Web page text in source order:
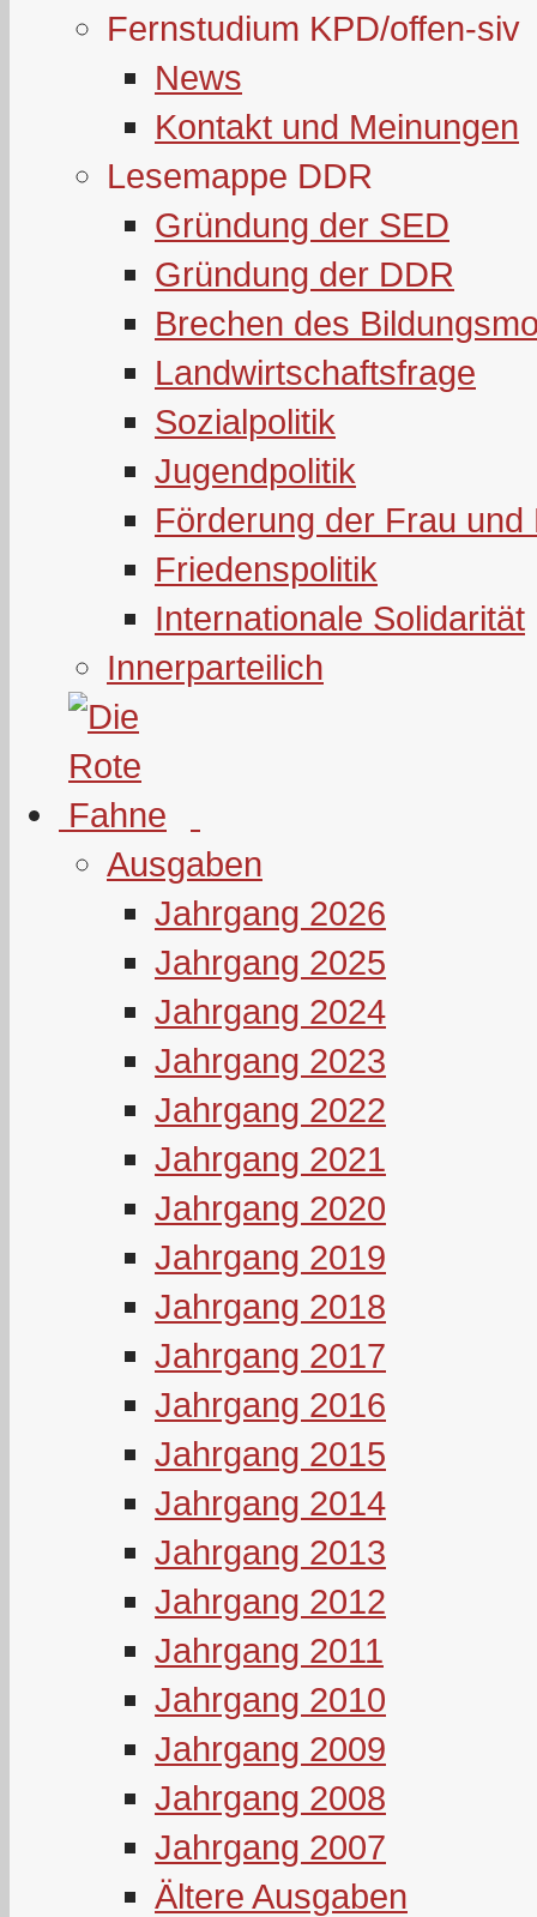
Fernstudium KPD/offen-siv
News
Kontakt und Meinungen
Lesemappe DDR
Gründung der SED
Gründung der DDR
Brechen des
Landwirtschaftsfrage
Sozialpolitik
Jugendpolitik
Förderung der Frau und
Friedenspolitik
Internationale Solidarität
Innerparteilich
Ausgaben
Jahrgang 2026
Jahrgang 2025
Jahrgang 2024
Jahrgang 2023
Jahrgang 2022
Jahrgang 2021
Jahrgang 2020
Jahrgang 2019
Jahrgang 2018
Jahrgang 2017
Jahrgang 2016
Jahrgang 2015
Jahrgang 2014
Jahrgang 2013
Jahrgang 2012
Jahrgang 2011
Jahrgang 2010
Jahrgang 2009
Jahrgang 2008
Jahrgang 2007
Ältere Ausgaben